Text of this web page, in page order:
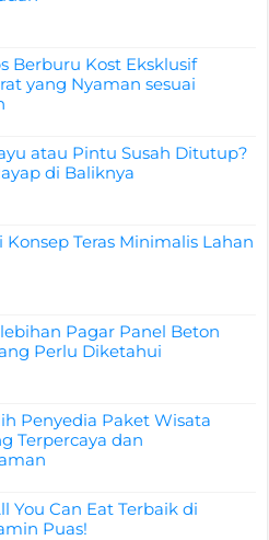
Berburu Kost Eksklusif
yang Nyaman sesuai
atau Pintu Susah Ditutup?
di Baliknya
Konsep Teras Minimalis Lahan
Pagar Panel Beton
Perlu Diketahui
Penyedia Paket Wisata
Terpercaya dan
You Can Eat Terbaik di
Puas!